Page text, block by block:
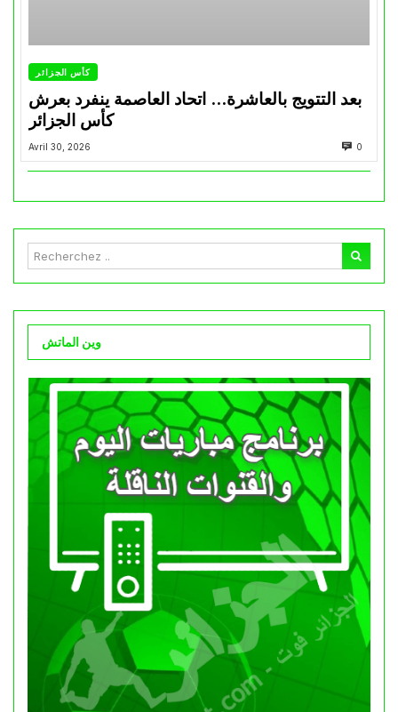
كأس الجزائر
بعد التتويج بالعاشرة… اتحاد العاصمة ينفرد بعرش
كأس الجزائر
Avril 30, 2026 0
وين الماتش